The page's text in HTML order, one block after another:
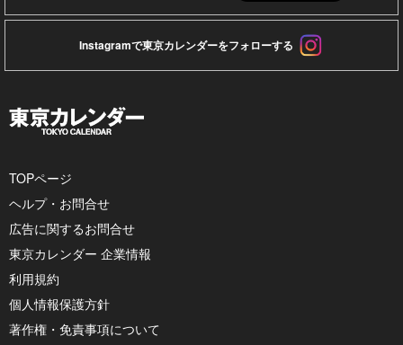
Instagramで東京カレンダーをフォローする
TOPページ
ヘルプ・お問合せ
広告に関するお問合せ
東京カレンダー 企業情報
利用規約
個人情報保護方針
著作権・免責事項について